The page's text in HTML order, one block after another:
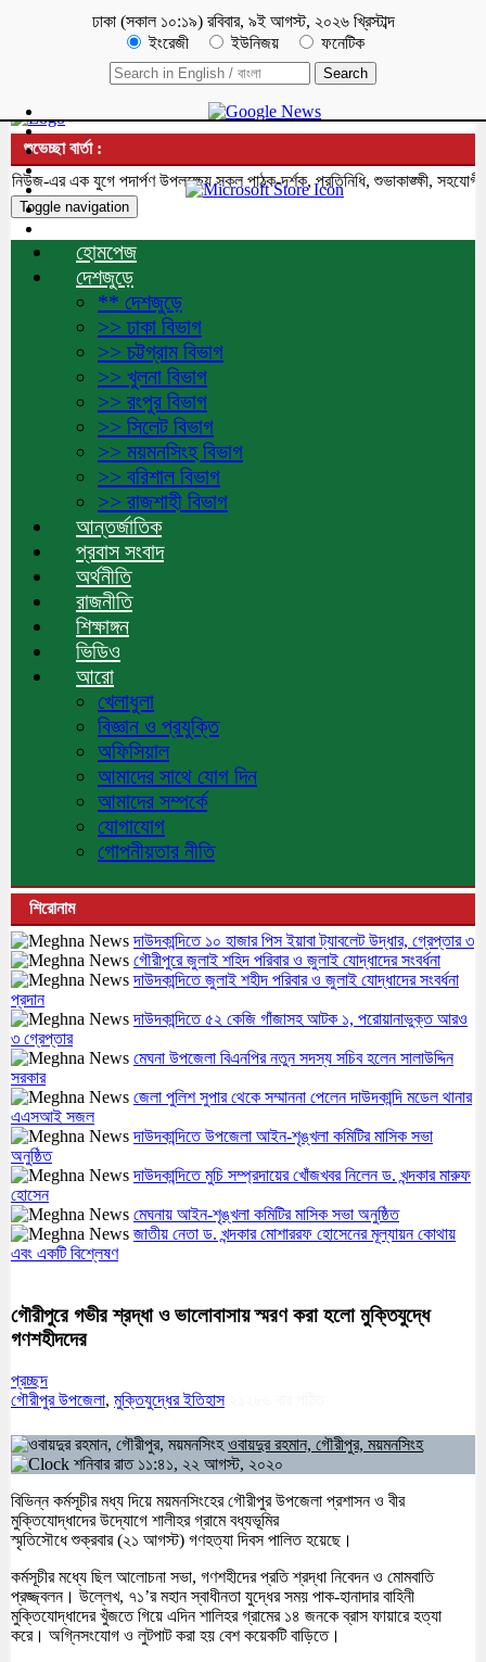
ঢাকা (সকাল ১০:১৯) রবিবার, ৯ই আগস্ট, ২০২৬ খ্রিস্টাব্দ
ইংরেজী
ইউনিজয় ফনেটিক
শুভেচ্ছা বার্তা :
এর এক যুগে পদার্পণ উপলক্ষ্যে সকল পাঠক-দর্শক, প্রতিনিধি, শুভাকাঙ্ক্ষী, সহযোগী,
Toggle navigation
হোমপেজ
দেশজুড়ে
** দেশজুড়ে
>> ঢাকা বিভাগ
>> চট্টগ্রাম বিভাগ
>> খুলনা বিভাগ
>> রংপুর বিভাগ
>> সিলেট বিভাগ
>> ময়মনসিংহ বিভাগ
>> বরিশাল বিভাগ
>> রাজশাহী বিভাগ
আন্তর্জাতিক
প্রবাস সংবাদ
অর্থনীতি
রাজনীতি
শিক্ষাঙ্গন
ভিডিও
আরো
খেলাধুলা
বিজ্ঞান ও প্রযুক্তি
অফিসিয়াল
আমাদের সাথে যোগ দিন
আমাদের সম্পর্কে
যোগাযোগ
গোপনীয়তার নীতি
শিরোনাম
দাউদকান্দিতে ১০ হাজার পিস ইয়াবা ট্যাবলেট উদ্ধার, গ্রেপ্তার ৩
গৌরীপুরে জুলাই শহিদ পরিবার ও জুলাই যোদ্ধাদের সংবর্ধনা
দাউদকান্দিতে জুলাই শহীদ পরিবার ও জুলাই যোদ্ধাদের সংবর্ধনা
প্রদান
দাউদকান্দিতে ৫২ কেজি গাঁজাসহ আটক ১, পরোয়ানাভুক্ত আরও
৩ গ্রেপ্তার
মেঘনা উপজেলা বিএনপির নতুন সদস্য সচিব হলেন সালাউদ্দিন
সরকার
জেলা পুলিশ সুপার থেকে সম্মাননা পেলেন দাউদকান্দি মডেল থানার
এএসআই সজল
দাউদকান্দিতে উপজেলা আইন-শৃঙ্খলা কমিটির মাসিক সভা
অনুষ্ঠিত
দাউদকান্দিতে মুচি সম্প্রদায়ের খোঁজখবর নিলেন ড. খন্দকার মারুফ
হোসেন
মেঘনায় আইন-শৃঙ্খলা কমিটির মাসিক সভা অনুষ্ঠিত
জাতীয় নেতা ড. খন্দকার মোশাররফ হোসেনের মূল্যায়ন কোথায়
এবং একটি বিশ্লেষণ
গৌরীপুরে গভীর শ্রদ্ধা ও ভালোবাসায় স্মরণ করা হলো মুক্তিযুদ্ধে
গণশহীদদের
প্রচ্ছদ
গৌরীপুর উপজেলা, মুক্তিযুদ্ধের ইতিহাস
ওবায়দুর রহমান, গৌরীপুর, ময়মনসিংহ
শনিবার রাত ১১:৪১, ২২ আগস্ট, ২০২০
বিভিন্ন কর্মসূচীর মধ্য দিয়ে ময়মনসিংহের গৌরীপুর উপজেলা প্রশাসন ও বীর
মুক্তিযোদ্ধাদের উদ্যোগে শালীহর গ্রামে বধ্যভূমির
স্মৃতিসৌধে শুক্রবার (২১ আগস্ট) গণহত্যা দিবস পালিত হয়েছে।
কর্মসূচীর মধ্যে ছিল আলোচনা সভা, গণশহীদের প্রতি শ্রদ্ধা নিবেদন ও মোমবাতি
প্রজ্জ্বলন। উল্লেখ, ৭১’র মহান স্বাধীনতা যুদ্ধের সময় পাক-হানাদার বাহিনী
মুক্তিযোদ্ধাদের খুঁজতে গিয়ে এদিন শালিহর গ্রামের ১৪ জনকে ব্রাস ফায়ারে হত্যা
করে। অগ্নিসংযোগ ও লুটপাট করা হয় বেশ কয়েকটি বাড়িতে।